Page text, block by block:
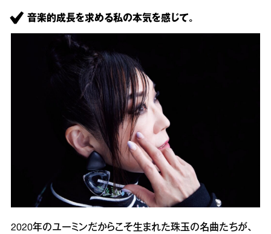
音楽的成長を求める私の本気を感じて。
2020年のユーミンだからこそ生まれた珠玉の名曲たちが、